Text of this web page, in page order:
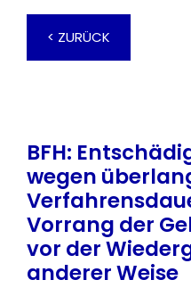
< ZURÜCK
BFH:
wegen
Vorrang der
vor der
anderer Weise